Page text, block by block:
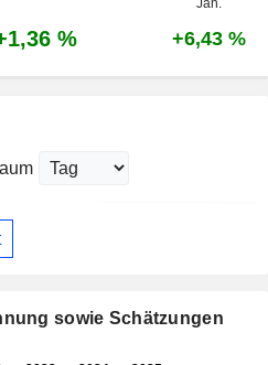
Jan.
% +6,43 %
sowie Schätzungen